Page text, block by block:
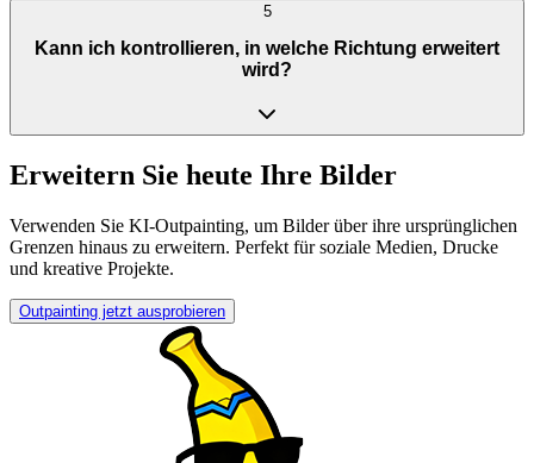
5
Kann ich kontrollieren, in welche Richtung erweitert
wird?
Erweitern Sie heute Ihre Bilder
Verwenden Sie KI-Outpainting, um Bilder über ihre ursprünglichen
Grenzen hinaus zu erweitern. Perfekt für soziale Medien, Drucke
und kreative Projekte.
Outpainting jetzt ausprobieren